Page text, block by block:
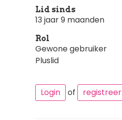
Lid sinds
13 jaar 9 maanden
Rol
Gewone gebruiker
Pluslid
Login of registreer